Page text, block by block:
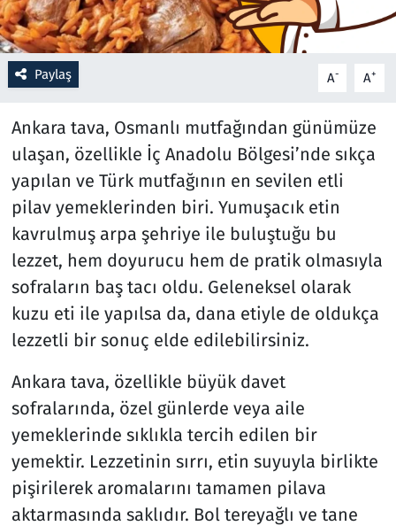
Paylaş A- A+
Ankara tava, Osmanlı mutfağından günümüze
ulaşan, özellikle İç Anadolu Bölgesi’nde sıkça
yapılan ve Türk mutfağının en sevilen etli
pilav yemeklerinden biri. Yumuşacık etin
kavrulmuş arpa şehriye ile buluştuğu bu
lezzet, hem doyurucu hem de pratik olmasıyla
sofraların baş tacı oldu. Geleneksel olarak
kuzu eti ile yapılsa da, dana etiyle de oldukça
lezzetli bir sonuç elde edilebilirsiniz.
Ankara tava, özellikle büyük davet
sofralarında, özel günlerde veya aile
yemeklerinde sıklıkla tercih edilen bir
yemektir. Lezzetinin sırrı, etin suyuyla birlikte
pişirilerek aromalarını tamamen pilava
aktarmasında saklıdır. Bol tereyağlı ve tane
Sağlık
Savunma Sanayi
Spor
Teknoloji ve Bilim
Televizyon